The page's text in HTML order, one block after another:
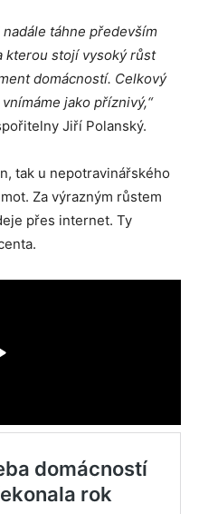
táhne především
kterou stojí vysoký růst
domácností. Celkový
jako příznivý,“
Jiří Polanský.
tak u nepotravinářského
Za výrazným růstem
přes internet. Ty